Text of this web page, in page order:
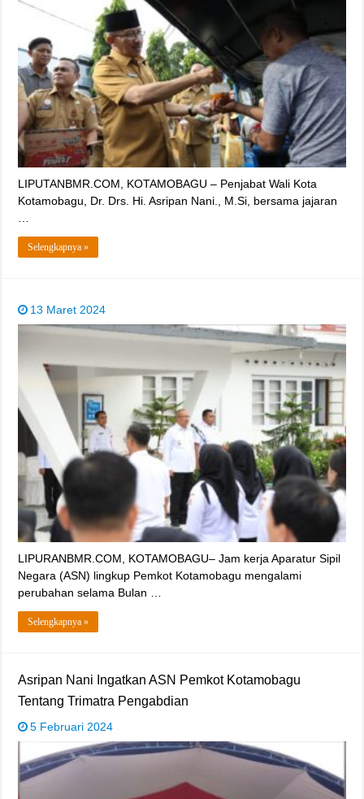
LIPUTANBMR.COM, KOTAMOBAGU – Penjabat Wali Kota
Kotamobagu, Dr. Drs. Hi. Asripan Nani., M.Si, bersama jajaran
Selengkapnya »
13 Maret 2024
LIPURANBMR.COM, KOTAMOBAGU– Jam kerja Aparatur Sipil
Negara (ASN) lingkup Pemkot Kotamobagu mengalami
perubahan selama Bulan …
Selengkapnya »
Asripan Nani Ingatkan ASN Pemkot Kotamobagu
Tentang Trimatra Pengabdian
5 Februari 2024